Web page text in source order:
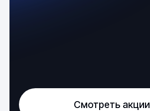
Смотреть акции